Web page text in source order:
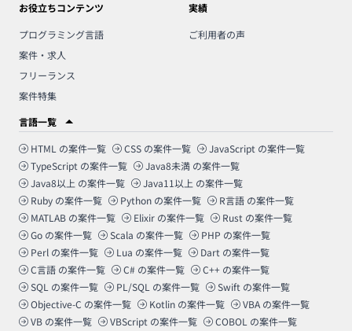
お役立ちコンテンツ
プログラミング言語
案件・求人
フリーランス
案件特集
実績
ご利用者の声
言語一覧
HTML の案件一覧 CSS の案件一覧 JavaScript の案件一覧
TypeScript の案件一覧 Java8未満 の案件一覧
Java8以上 の案件一覧 Java11以上 の案件一覧
Ruby の案件一覧 Python の案件一覧 R言語 の案件一覧
MATLAB の案件一覧 Elixir の案件一覧 Rust の案件一覧
Go の案件一覧 Scala の案件一覧 PHP の案件一覧
Perl の案件一覧 Lua の案件一覧 Dart の案件一覧
C言語 の案件一覧 C# の案件一覧 C++ の案件一覧
SQL の案件一覧 PL/SQL の案件一覧 Swift の案件一覧
Objective-C の案件一覧 Kotlin の案件一覧 VBA の案件一覧
VB の案件一覧 VBScript の案件一覧 COBOL の案件一覧